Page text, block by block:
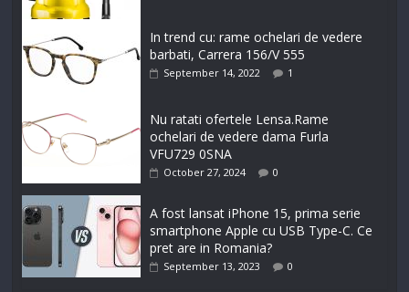
In trend cu: rame ochelari de vedere
barbati, Carrera 156/V 555
September 14, 2022 1
Nu ratati ofertele Lensa.Rame
ochelari de vedere dama Furla
VFU729 0SNA
October 27, 2024 0
A fost lansat iPhone 15, prima serie
smartphone Apple cu USB Type-C. Ce
pret are in Romania?
September 13, 2023 0